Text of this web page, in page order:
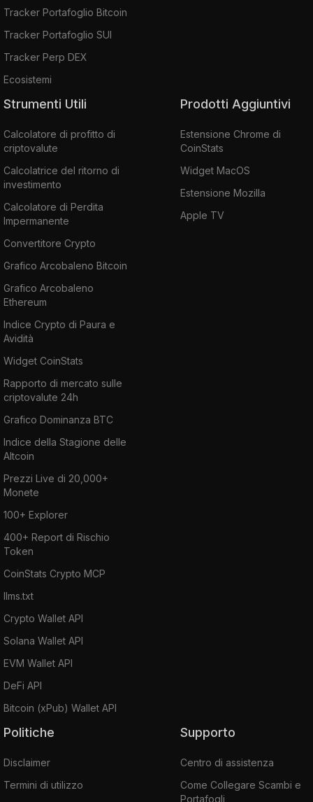
Tracker Portafoglio Bitcoin
Tracker Portafoglio SUI
Tracker Perp DEX
Ecosistemi
Strumenti Utili
Calcolatore di profitto di
criptovalute
Calcolatrice del ritorno di
investimento
Calcolatore di Perdita
Impermanente
Convertitore Crypto
Grafico Arcobaleno Bitcoin
Grafico Arcobaleno
Ethereum
Indice Crypto di Paura e
Avidità
Widget CoinStats
Rapporto di mercato sulle
criptovalute 24h
Grafico Dominanza BTC
Indice della Stagione delle
Altcoin
Prezzi Live di 20,000+
Monete
100+ Explorer
400+ Report di Rischio
Token
CoinStats Crypto MCP
llms.txt
Crypto Wallet API
Solana Wallet API
EVM Wallet API
DeFi API
Bitcoin (xPub) Wallet API
Prodotti Aggiuntivi
Estensione Chrome di
CoinStats
Widget MacOS
Estensione Mozilla
Apple TV
Politiche
Disclaimer
Termini di utilizzo
Supporto
Centro di assistenza
Come Collegare Scambi e
Portafogli